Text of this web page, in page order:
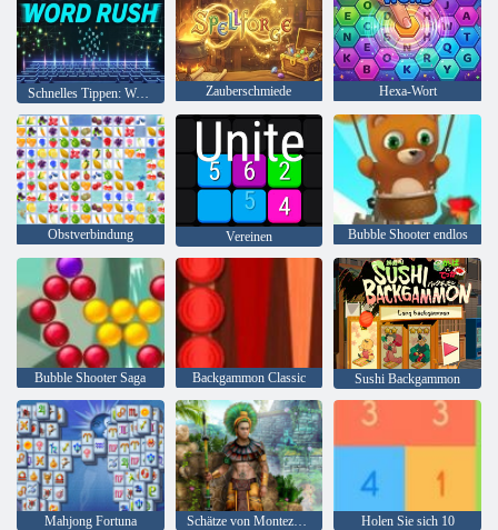
Schnelles Tippen: Word Rush Zauberschmiede Hexa-Wort
Obstverbindung Vereinen Bubble Shooter endlos
Bubble Shooter Saga Backgammon Classic Sushi Backgammon
Mahjong Fortuna Schätze von Montezuma 2 Holen Sie sich 10